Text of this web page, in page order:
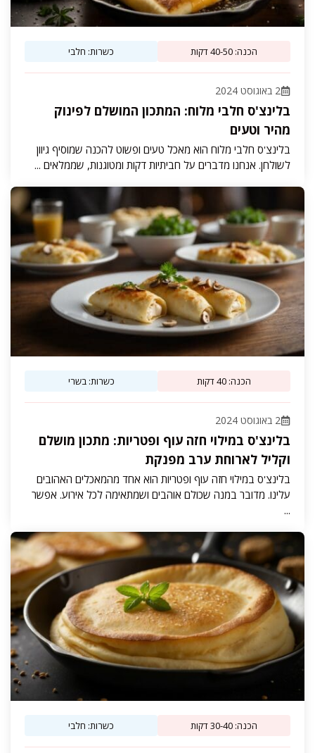
הכנה: 40-50 דקות כשרות: חלבי
2 באוגוסט 2024
בלינצ'ס חלבי מלוח: המתכון המושלם לפינוק
מהיר וטעים
בלינצ'ס חלבי מלוח הוא מאכל טעים ופשוט להכנה שמוסיף גיוון
לשולחן. אנחנו מדברים על חביתיות דקות ומטוגנות, שממלאים ...
הכנה: 40 דקות כשרות: בשרי
2 באוגוסט 2024
בלינצ'ס במילוי חזה עוף ופטריות: מתכון מושלם
וקליל לארוחת ערב מפנקת
בלינצ'ס במילוי חזה עוף ופטריות הוא אחד מהמאכלים האהובים
עלינו. מדובר במנה שכולם אוהבים ושמתאימה לכל אירוע. אפשר
...
הכנה: 30-40 דקות כשרות: חלבי